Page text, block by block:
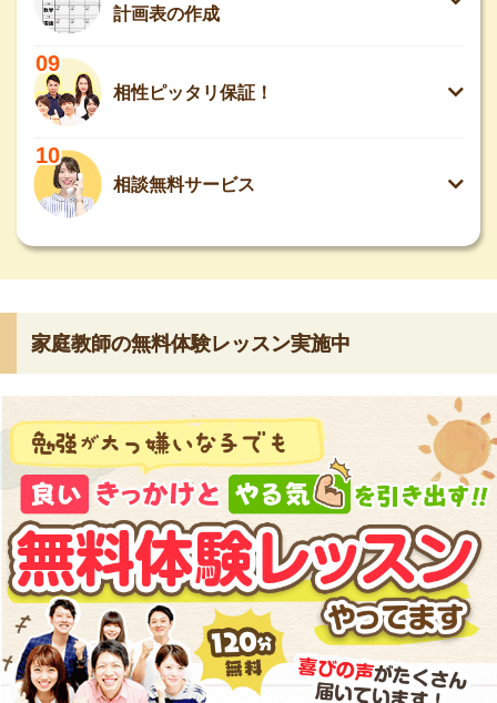
計画表の作成
09
相性ピッタリ保証！
10
相談無料サービス
家庭教師の無料体験レッスン実施中